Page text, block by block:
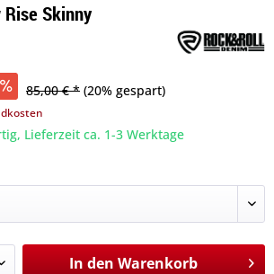
Skinny
85,00 € * (20% gespart)
Lieferzeit ca. 1-3 Werktage
In den Warenkorb